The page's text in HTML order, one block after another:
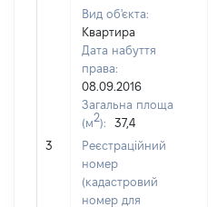
3
Вид об'єкта:
Квартира
Дата набуття
права:
08.09.2016
Загальна площа
(м2):
37,4
Реєстраційний
номер
(кадастровий
номер для